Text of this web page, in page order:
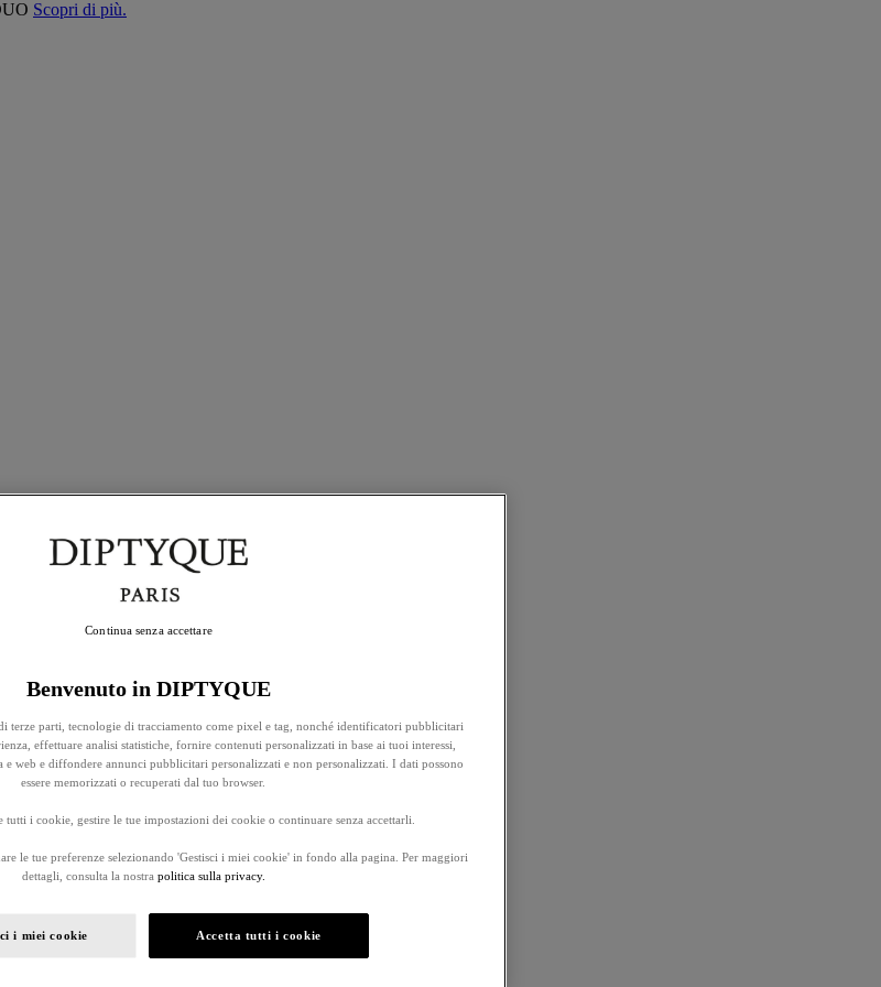
Scopri di più.
Benvenuto in DIPTYQUE
terze parti, tecnologie di tracciamento come pixel e tag, nonché identificatori pubblicitari
effettuare analisi statistiche, fornire contenuti personalizzati in base ai tuoi interessi,
e web e diffondere annunci pubblicitari personalizzati e non personalizzati. I dati possono
essere memorizzati o recuperati dal tuo browser.
tutti i cookie, gestire le tue impostazioni dei cookie o continuare senza accettarli.
le tue preferenze selezionando 'Gestisci i miei cookie' in fondo alla pagina. Per maggiori
dettagli, consulta la nostra politica sulla privacy.
i miei cookie Accetta tutti i cookie
Continua senza accettare